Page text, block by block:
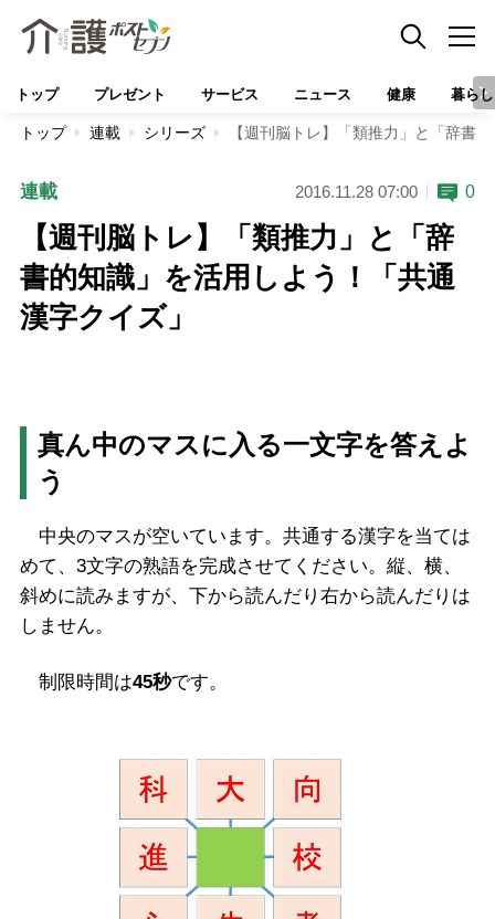
トップ プレゼント サービス ニュース 健康 暮らし
トップ 連載 シリーズ 【週刊脳トレ】「類推力」と「辞書
連載 2016.11.28 07:00 0
【週刊脳トレ】「類推力」と「辞
書的知識」を活用しよう！「共通
漢字クイズ」
真ん中のマスに入る一文字を答えよ
う
中央のマスが空いています。共通する漢字を当ては
めて、3文字の熟語を完成させてください。縦、横、
斜めに読みますが、下から読んだり右から読んだりは
しません。
制限時間は45秒です。